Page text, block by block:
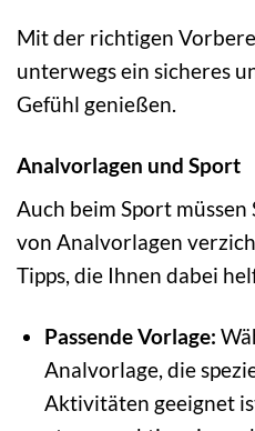
Mit der richtigen
unterwegs ein sicheres
Gefühl genießen.
Analvorlagen und Sport
Auch beim Sport
von Analvorlagen
Tipps, die Ihnen dabei
Passende Vorlage:
Analvorlage, die
Aktivitäten geeignet